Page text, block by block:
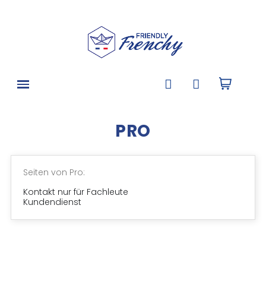
PRO
Seiten von Pro:
Kontakt nur für Fachleute
Kundendienst